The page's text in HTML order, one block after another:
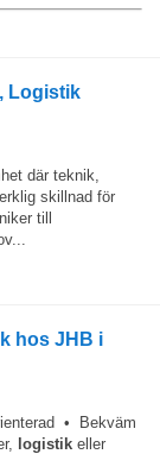
Logistik
där teknik,
skillnad för
till
hos JHB i
• Bekväm
logistik eller